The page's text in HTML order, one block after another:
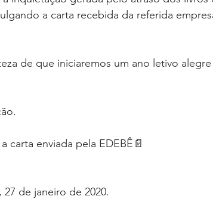
a carta recebida da referida
de que iniciaremos um ano letivo
carta enviada pela EDEBÊ📄
27 de janeiro de 2020.